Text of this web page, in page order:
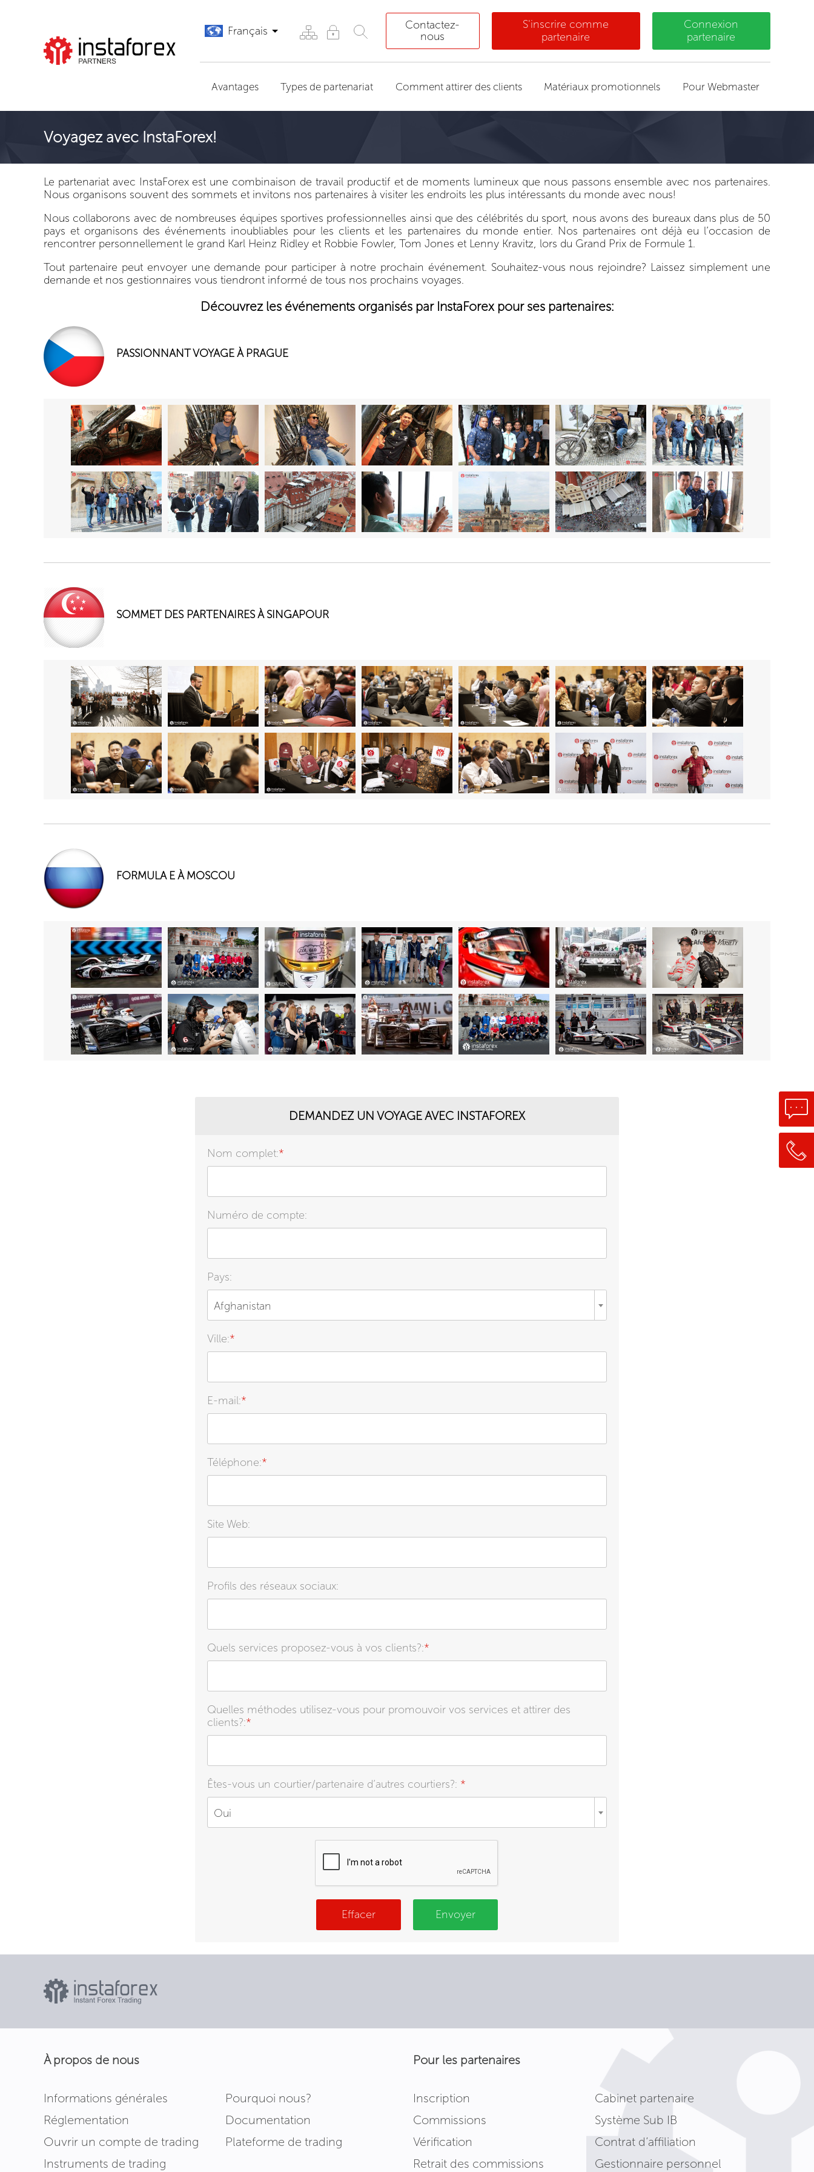
Français
Contactez-
nous
S'inscrire comme
partenaire
Connexion
partenaire
Avantages Types de partenariat Comment attirer des clients Matériaux promotionnels Pour Webmaster
Voyagez avec InstaForex!
Le partenariat avec InstaForex est une combinaison de travail productif et de moments lumineux que nous passons ensemble avec nos partenaires.
Nous organisons souvent des sommets et invitons nos partenaires à visiter les endroits les plus intéressants du monde avec nous!
Nous collaborons avec de nombreuses équipes sportives professionnelles ainsi que des célébrités du sport, nous avons des bureaux dans plus de 50
pays et organisons des événements inoubliables pour les clients et les partenaires du monde entier. Nos partenaires ont déjà eu l’occasion de
rencontrer personnellement le grand Karl Heinz Ridley et Robbie Fowler, Tom Jones et Lenny Kravitz, lors du Grand Prix de Formule 1.
Tout partenaire peut envoyer une demande pour participer à notre prochain événement. Souhaitez-vous nous rejoindre? Laissez simplement une
demande et nos gestionnaires vous tiendront informé de tous nos prochains voyages.
Découvrez les événements organisés par InstaForex pour ses partenaires:
PASSIONNANT VOYAGE À PRAGUE
SOMMET DES PARTENAIRES À SINGAPOUR
FORMULA E À MOSCOU
DEMANDEZ UN VOYAGE AVEC INSTAFOREX
Nom complet:*
Numéro de compte:
Pays:
Afghanistan
Ville:*
E-mail:*
Téléphone:*
Site Web:
Profils des réseaux sociaux:
Quels services proposez-vous à vos clients?:*
Quelles méthodes utilisez-vous pour promouvoir vos services et attirer des
clients?:*
Êtes-vous un courtier/partenaire d’autres courtiers?: *
Oui
Effacer Envoyer
À propos de nous
Informations générales
Pourquoi nous?
Réglementation
Documentation
Ouvrir un compte de trading
Plateforme de trading
Instruments de trading
Pour les partenaires
Inscription
Cabinet partenaire
Commissions
Système Sub IB
Vérification
Contrat d’affiliation
Retrait des commissions
Gestionnaire personnel